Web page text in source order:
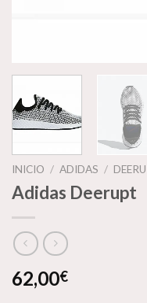
INICIO / ADIDAS /
Adidas Deerupt
62,00€